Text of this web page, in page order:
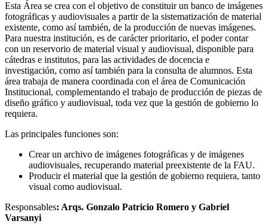
Esta Área se crea con el objetivo de constituir un banco de imágenes
fotográficas y audiovisuales a partir de la sistematización de material
existente, como así también, de la producción de nuevas imágenes.
Para nuestra institución, es de carácter prioritario, el poder contar
con un reservorio de material visual y audiovisual, disponible para
cátedras e institutos, para las actividades de docencia e
investigación, como así también para la consulta de alumnos. Esta
área trabaja de manera coordinada con el área de Comunicación
Institucional, complementando el trabajo de producción de piezas de
diseño gráfico y audiovisual, toda vez que la gestión de gobierno lo
requiera.
Las principales funciones son:
Crear un archivo de imágenes fotográficas y de imágenes
audiovisuales, recuperando material preexistente de la FAU.
Producir el material que la gestión de gobierno requiera, tanto
visual como audiovisual.
Responsables: Arqs. Gonzalo Patricio Romero y Gabriel
Varsanyi